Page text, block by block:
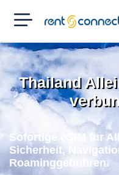
RENT'N
CONNECT
Thailand
Sofortige eSIM fur
Sicherheit,
Roaminggebuhren.